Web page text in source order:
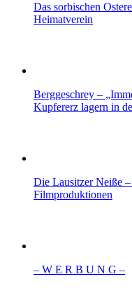
Das sorbischen
Heimatverein
Berggeschrey –
Kupfererz lagern in
Die Lausitzer Neiße
Filmproduktionen
– W Ε R Β U Ν G –